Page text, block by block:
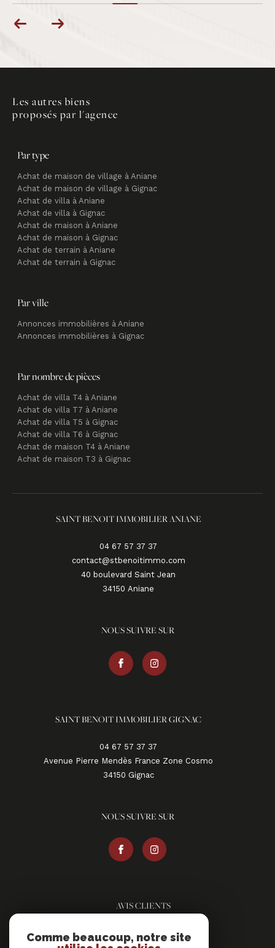
Les autres biens
proposés par l'agence
Par type
Achat de maison de village à Aniane
Achat de maison de village à Gignac
Achat de villa à Aniane
Achat de villa à Gignac
Achat de maison à Aniane
Achat de maison à Gignac
Achat de terrain à Aniane
Achat de terrain à Gignac
Par ville
Annonces immobilières à Aniane
Annonces immobilières à Gignac
Par nombre de pièces
Achat de villa T4 à Aniane
Achat de villa T7 à Aniane
Achat de villa T5 à Gignac
Achat de villa T6 à Gignac
Achat de maison T4 à Aniane
Achat de maison T3 à Gignac
SAINT BENOIT IMMOBILIER ANIANE
04 67 57 37 37
contact@stbenoitimmo.com
40 boulevard Saint Jean
34150
aniane
NOUS SUIVRE SUR
SAINT BENOIT IMMOBILIER GIGNAC
04 67 57 37 37
Avenue Pierre Mendès France Zone Cosmo
34150
gignac
NOUS SUIVRE SUR
AVIS CLIENTS
Comme beaucoup, notre site